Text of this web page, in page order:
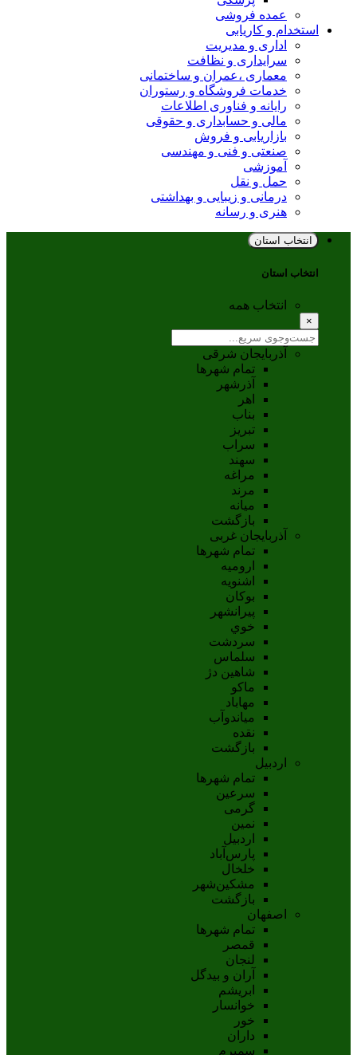
عمده فروشی
استخدام و کاریابی
اداری و مدیریت
سرایداری و نظافت
معماری ،عمران و ساختمانی
خدمات فروشگاه و رستوران
رایانه و فناوری اطلاعات
مالی و حسابداری و حقوقی
بازاریابی و فروش
صنعتی و فنی و مهندسی
آموزشی
حمل و نقل
درمانی و زیبایی و بهداشتی
هنری و رسانه
انتخاب استان
انتخاب استان
انتخاب همه
×
آذربایجان شرقی
تمام شهر‌ها
آذرشهر
اهر
بناب
تبريز
سراب
سهند
مراغه
مرند
ميانه
بازگشت
آذربایجان غربی
تمام شهر‌ها
اروميه
اشنويه
بوکان
پيرانشهر
خوي
سردشت
سلماس
شاهين دژ
ماکو
مهاباد
مياندوآب
نقده
بازگشت
اردبیل
تمام شهر‌ها
سرعین
گرمی
نمین
اردبيل
پارس‌آباد
خلخال
مشکين‌شهر
بازگشت
اصفهان
تمام شهر‌ها
قمصر
لنجان
آران و بیدگل
ابریشم
خوانسار
خور
داران
سمیرم